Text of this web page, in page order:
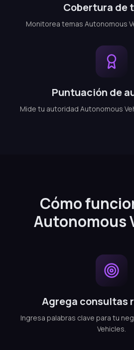
Cobertura de
Monitorea temas Autonomous
Puntuación de
Mide tu autoridad Autonomous
Cómo
Autonomous
Agrega consultas
Ingresa palabras clave para tu
Vehicles.